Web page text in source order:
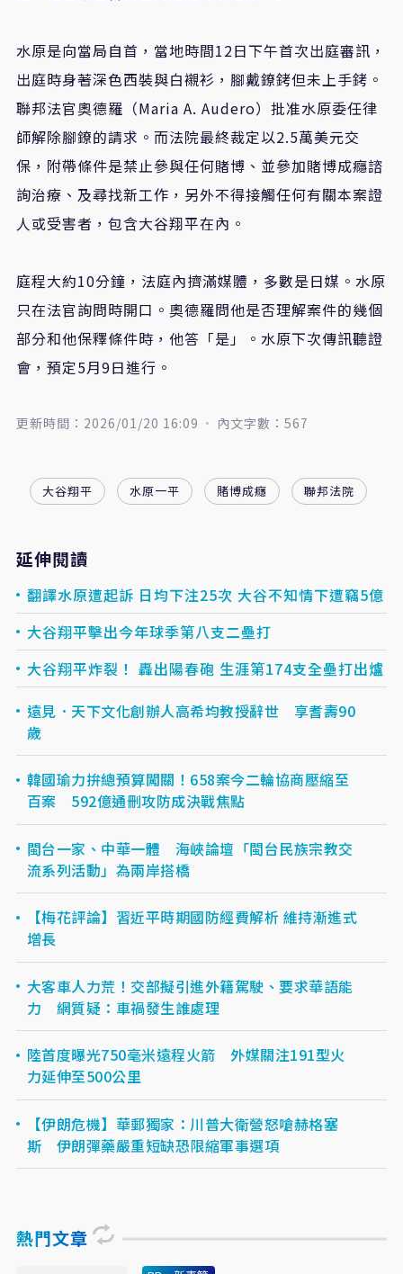
水原是向當局自首，當地時間12日下午首次出庭審訊，
出庭時身著深色西裝與白襯衫，腳戴鐐銬但未上手銬。
聯邦法官奧德羅（Maria A. Audero）批准水原委任律
師解除腳鐐的請求。而法院最終裁定以2.5萬美元交
保，附帶條件是禁止參與任何賭博、並參加賭博成癮諮
詢治療、及尋找新工作，另外不得接觸任何有關本案證
人或受害者，包含大谷翔平在內。
庭程大約10分鐘，法庭內擠滿媒體，多數是日媒。水原
只在法官詢問時開口。奧德羅問他是否理解案件的幾個
部分和他保釋條件時，他答「是」。水原下次傳訊聽證
會，預定5月9日進行。
更新時間：2026/01/20 16:09 內文字數：567
大谷翔平 水原一平 賭博成癮 聯邦法院
延伸閱讀
翻譯水原遭起訴 日均下注25次 大谷不知情下遭竊5億
大谷翔平擊出今年球季第八支二壘打
大谷翔平炸裂！ 轟出陽春砲 生涯第174支全壘打出爐
遠見．天下文化創辦人高希均教授辭世 享耆壽90
歲
韓國瑜力拚總預算闖關！658案今二輪協商壓縮至
百案 592億通刪攻防成決戰焦點
閩台一家、中華一體 海峽論壇「閩台民族宗教交
流系列活動」為兩岸搭橋
【梅花評論】習近平時期國防經費解析 維持漸進式
增長
大客車人力荒！交部擬引進外籍駕駛、要求華語能
力 網質疑：車禍發生誰處理
陸首度曝光750毫米遠程火箭 外媒關注191型火
力延伸至500公里
【伊朗危機】華郵獨家：川普大衛營怒嗆赫格塞
斯 伊朗彈藥嚴重短缺恐限縮軍事選項
熱門文章